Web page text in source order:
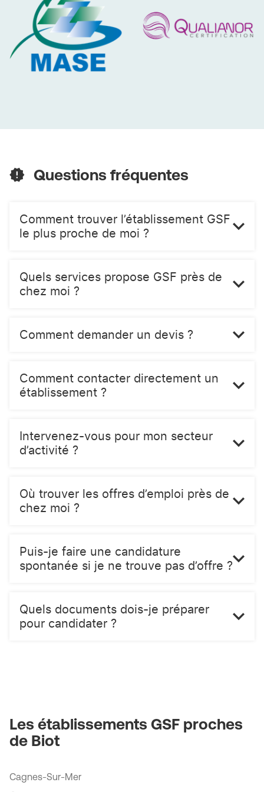
un service de qualité, efficace et attentionné.
Questions fréquentes
Comment trouver l’établissement GSF
le plus proche de moi ?
Quels services propose GSF près de
chez moi ?
Comment demander un devis ?
Comment contacter directement un
établissement ?
Intervenez-vous pour mon secteur
d’activité ?
Où trouver les offres d’emploi près de
chez moi ?
Puis-je faire une candidature
spontanée si je ne trouve pas d’offre ?
Quels documents dois-je préparer
pour candidater ?
Les établissements GSF proches
de Biot
Cagnes-Sur-Mer